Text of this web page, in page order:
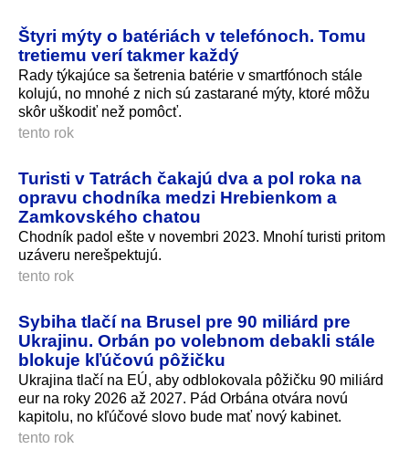
Štyri mýty o batériách v telefónoch. Tomu
tretiemu verí takmer každý
Rady týkajúce sa šetrenia batérie v smartfónoch stále
kolujú, no mnohé z nich sú zastarané mýty, ktoré môžu
skôr uškodiť než pomôcť.
tento rok
Turisti v Tatrách čakajú dva a pol roka na
opravu chodníka medzi Hrebienkom a
Zamkovského chatou
Chodník padol ešte v novembri 2023. Mnohí turisti pritom
uzáveru nerešpektujú.
tento rok
Sybiha tlačí na Brusel pre 90 miliárd pre
Ukrajinu. Orbán po volebnom debakli stále
blokuje kľúčovú pôžičku
Ukrajina tlačí na EÚ, aby odblokovala pôžičku 90 miliárd
eur na roky 2026 až 2027. Pád Orbána otvára novú
kapitolu, no kľúčové slovo bude mať nový kabinet.
tento rok